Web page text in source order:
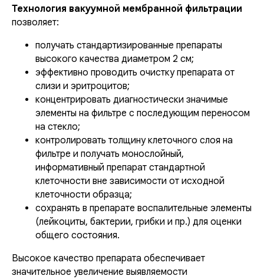
Технология вакуумной мембранной фильтрации
позволяет:
получать стандартизированные препараты
высокого качества диаметром 2 см;
эффективно проводить очистку препарата от
слизи и эритроцитов;
концентрировать диагностически значимые
элементы на фильтре с последующим переносом
на стекло;
контролировать толщину клеточного слоя на
фильтре и получать монослойный,
информативный препарат стандартной
клеточности вне зависимости от исходной
клеточности образца;
сохранять в препарате воспалительные элементы
(лейкоциты, бактерии, грибки и пр.) для оценки
общего состояния.
Высокое качество препарата обеспечивает
значительное увеличение выявляемости